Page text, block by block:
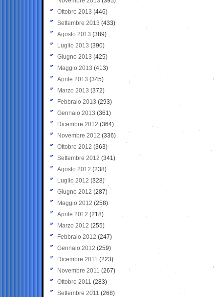
Ottobre 2013 (446)
Settembre 2013 (433)
Agosto 2013 (389)
Luglio 2013 (390)
Giugno 2013 (425)
Maggio 2013 (413)
Aprile 2013 (345)
Marzo 2013 (372)
Febbraio 2013 (293)
Gennaio 2013 (361)
Dicembre 2012 (364)
Novembre 2012 (336)
Ottobre 2012 (363)
Settembre 2012 (341)
Agosto 2012 (238)
Luglio 2012 (328)
Giugno 2012 (287)
Maggio 2012 (258)
Aprile 2012 (218)
Marzo 2012 (255)
Febbraio 2012 (247)
Gennaio 2012 (259)
Dicembre 2011 (223)
Novembre 2011 (267)
Ottobre 2011 (283)
Settembre 2011 (268)